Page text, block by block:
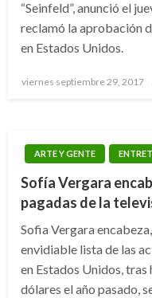
“Seinfeld”, anunció el
reclamó la aprobación
en Estados Unidos.
Publicado
viernes septiembre 29, 2017
ARTE Y GENTE
Sofía Vergara
pagadas de la
Sofia Vergara
envidiable lista de las
en Estados Unidos,
dólares el año pasado,